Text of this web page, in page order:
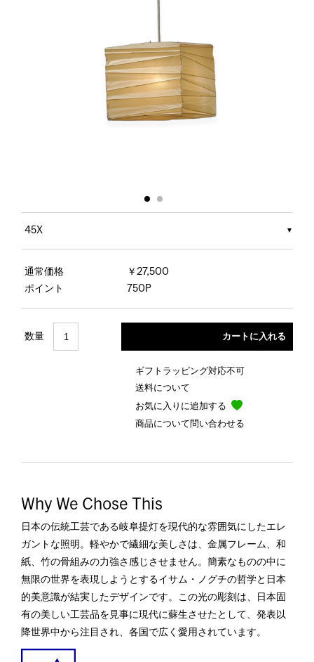
45X
通常価格
￥27,500
ポイント
750P
数量
ギフトラッピング対応不可
送料について
お気に入りに追加する
商品について問い合わせる
Why We Chose This
日本の伝統工芸である岐阜提灯を現代的な雰囲気にしたエレ
ガントな照明。軽やかで繊細な美しさは、金属フレーム、和
紙、竹の骨組みの力強さ感じさせません。簡素なものの中に
無限の世界を表現しようとするイサム・ノグチの哲学と日本
的美意識が結実したデザインです。この光の彫刻は、日本固
有の美しい工芸品を見事に現代に蘇生させたとして、発表以
降世界中から注目され、各国で広く愛用されています。